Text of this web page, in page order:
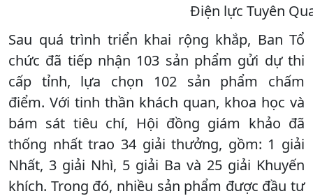
Điện lực Tuyên
Sau quá trình triển khai rộng khắp, Ban Tổ
chức đã tiếp nhận 103 sản phẩm gửi dự thi
cấp tỉnh, lựa chọn 102 sản phẩm chấm
điểm. Với tinh thần khách quan, khoa học và
bám sát tiêu chí, Hội đồng giám khảo đã
thống nhất trao 34 giải thưởng, gồm: 1 giải
Nhất, 3 giải Nhì, 5 giải Ba và 25 giải Khuyến
khích. Trong đó, nhiều sản phẩm được đầu tư